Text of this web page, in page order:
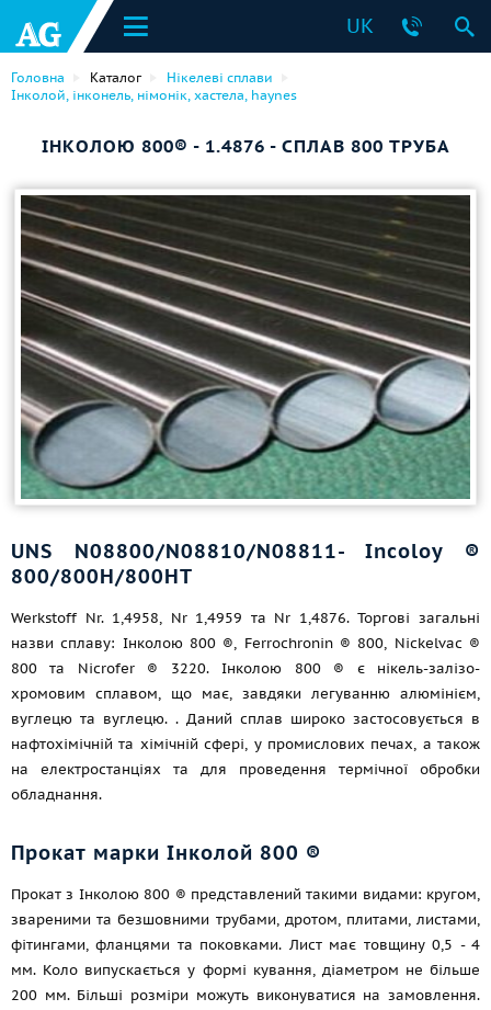
UK
Головна Каталог
Нікелеві сплави
Інколой, інконель, німонік, хастела, haynes
ІНКОЛОЮ 800® - 1.4876 - СПЛАВ 800 ТРУБА
UNS N08800/N08810/N08811- Incoloy ®
800/800H/800HT
Werkstoff Nr. 1,4958, Nr 1,4959 та Nr 1,4876. Торгові загальні
назви сплаву: Інколою 800 ®, Ferrochronin ® 800, Nickelvac ®
800 та Nicrofer ® 3220. Інколою 800 ® є нікель-залізо-
хромовим сплавом, що має, завдяки легуванню алюмінієм,
вуглецю та вуглецю. . Даний сплав широко застосовується в
нафтохімічній та хімічній сфері, у промислових печах, а також
на електростанціях та для проведення термічної обробки
обладнання.
Прокат марки Інколой 800 ®
Прокат з Інколою 800 ® представлений такими видами: кругом,
звареними та безшовними трубами, дротом, плитами, листами,
фітингами, фланцями та поковками. Лист має товщину 0,5 - 4
мм. Коло випускається у формі кування, діаметром не більше
200 мм. Більші розміри можуть виконуватися на замовлення.